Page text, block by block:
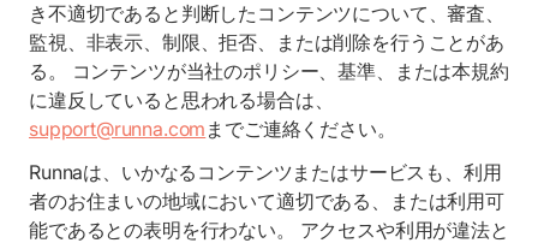
き不適切であると判断したコンテンツについて、審査、
監視、非表示、制限、拒否、または削除を行うことがあ
る。 コンテンツが当社のポリシー、基準、または本規約
に違反していると思われる場合は、
support@runna.com までご連絡ください。
Runnaは、いかなるコンテンツまたはサービスも、利用
者のお住まいの地域において適切である、または利用可
能であるとの表明を行わない。 アクセスや利用が違法と